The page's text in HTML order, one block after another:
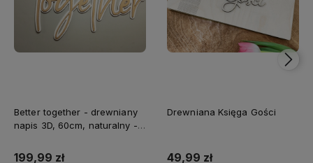
Better together - drewniany
napis 3D, 60cm, naturalny -
199,99 zł
Drewniana Księga Gości
49,99 zł